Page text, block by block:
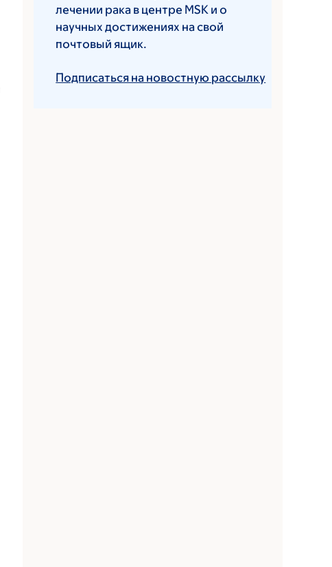
лечении рака в центре MSK и о
научных достижениях на свой
почтовый ящик.
Подписаться на новостную рассылку